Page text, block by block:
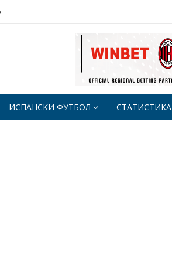
ИСПАНСКИ ФУТБОЛ СТАТИСТИКА